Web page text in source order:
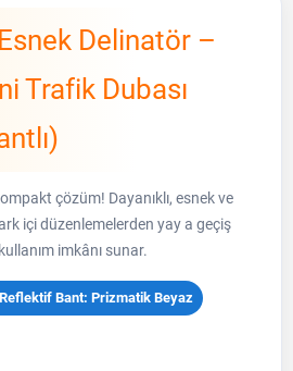
Delinatör –
Trafik Dubası
çözüm! Dayanıklı, esnek ve
içi düzenlemelerden yay a geçiş
imkânı sunar.
Bant: Prizmatik Beyaz